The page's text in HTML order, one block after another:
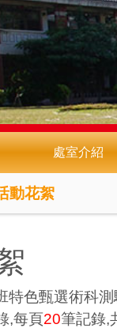
處室介紹
動花絮
特色甄選術科測
,每頁20筆記錄,